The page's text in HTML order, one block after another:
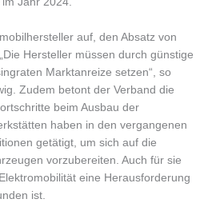
auf, den Absatz von
Hersteller müssen durch günstige
Marktanreize setzen“, so
Zudem betont der Verband die
beim Ausbau der
haben in den vergangenen
getätigt, um sich auf die
vorzubereiten. Auch für sie
eine Herausforderung
ist.